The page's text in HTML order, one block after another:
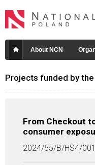
About NCN
Projects funded by the
From Checkout
consumer
2024/55/B/HS4/